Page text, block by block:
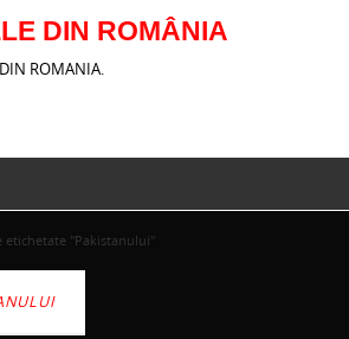
DIN ROMÂNIA
DIN ROMANIA.
etichetate "Pakistanului"